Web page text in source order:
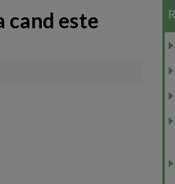
cand este